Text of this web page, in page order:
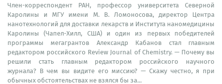
Член-корреспондент РАН, профессор университета Северной
Каролины и МГУ имени М. В. Ломоносова, директор Центра
нанотехнологий для доставки лекарств и Института наномедицины
Каролины (Чапел-Хилл, США) и один из первых победителей
программы мегагрантов Александр Кабанов стал главным
редактором российского Review Journal of Chemistry. — Почему вы
решили стать главным редактором российского научного
журнала? В чем вы видите его миссию? — Скажу честно, я при
обычных обстоятельствах не взялся бы за...